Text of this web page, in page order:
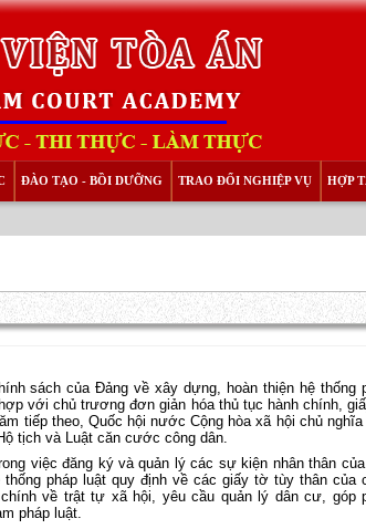
ĐÀO TẠO - BỒI DƯỠNG TRAO ĐỔI NGHIỆP VỤ HỢP
sách của Đảng về xây dựng, hoàn thiện hệ thống
với chủ trương đơn giản hóa thủ tục hành chính,
tiếp theo, Quốc hội nước Cộng hòa xã hội chủ nghĩa
tịch và Luật căn cước công dân.
việc đăng ký và quản lý các sự kiện nhân thân
pháp luật quy định về các giấy tờ tùy thân của
về trật tự xã hội, yêu cầu quản lý dân cư, góp
pháp luật.